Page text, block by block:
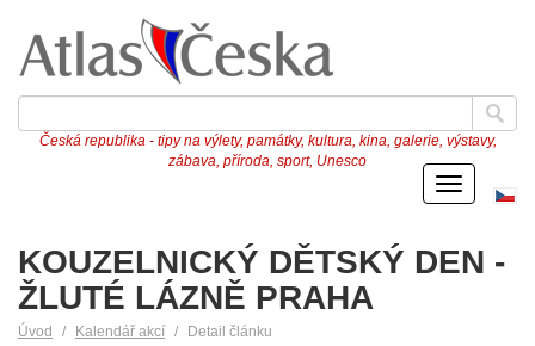
Česká republika - tipy na výlety, památky, kultura, kina, galerie, výstavy,
zábava, příroda, sport, Unesco
Menu
KOUZELNICKÝ DĚTSKÝ DEN -
ŽLUTÉ LÁZNĚ PRAHA
Úvod Kalendář akcí Detail článku